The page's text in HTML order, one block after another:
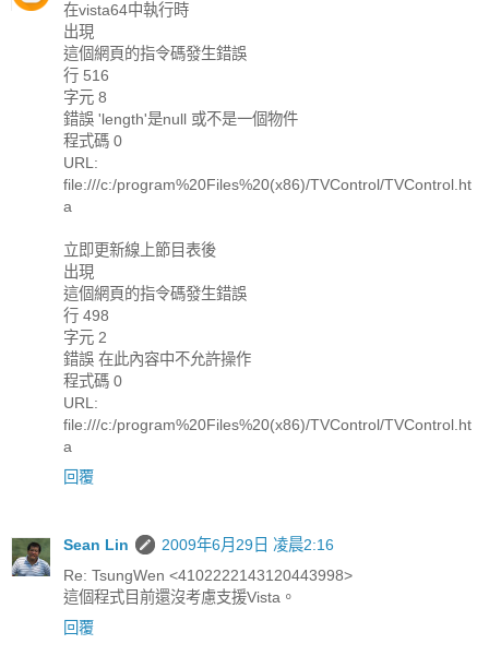
在vista64中執行時
出現
這個網頁的指令碼發生錯誤
行 516
字元 8
錯誤 'length'是null 或不是一個物件
程式碼 0
URL:
file:///c:/program%20Files%20(x86)/TVControl/TVControl.ht
a
立即更新線上節目表後
出現
這個網頁的指令碼發生錯誤
行 498
字元 2
錯誤 在此內容中不允許操作
程式碼 0
URL:
file:///c:/program%20Files%20(x86)/TVControl/TVControl.ht
a
回覆
Sean Lin
2009年6月29日 凌晨2:16
Re: TsungWen <4102222143120443998>
這個程式目前還沒考慮支援Vista。
回覆